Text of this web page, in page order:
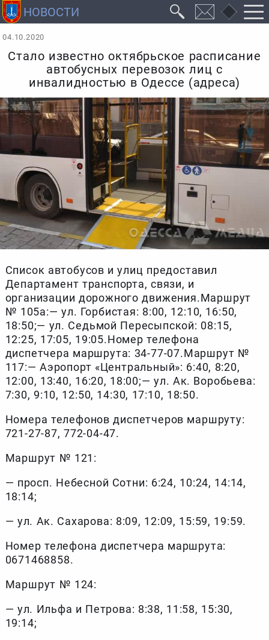
04.10.2020
Стало известно октябрьское расписание
автобусных перевозок лиц с
инвалидностью в Одессе (адреса)
Список автобусов и улиц предоставил
Департамент транспорта, связи, и
организации дорожного движения.Маршрут
№ 105а:— ул. Горбистая: 8:00, 12:10, 16:50,
18:50;— ул. Седьмой Пересыпской: 08:15,
12:25, 17:05, 19:05.Номер телефона
диспетчера маршрута: 34-77-07.Маршрут №
117:— Аэропорт «Центральный»: 6:40, 8:20,
12:00, 13:40, 16:20, 18:00;— ул. Ак. Воробьева:
7:30, 9:10, 12:50, 14:30, 17:10, 18:50.
Номера телефонов диспетчеров маршруту:
721-27-87, 772-04-47.
Маршрут № 121:
— просп. Небесной Сотни: 6:24, 10:24, 14:14,
18:14;
— ул. Ак. Сахарова: 8:09, 12:09, 15:59, 19:59.
Номер телефона диспетчера маршрута:
0671468858.
Маршрут № 124:
— ул. Ильфа и Петрова: 8:38, 11:58, 15:30,
19:14;